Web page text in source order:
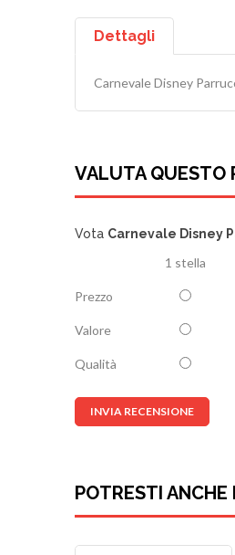
Dettagli
Carnevale Disney
VALUTA QUESTO
Vota Carnevale Disney
1 stella
Prezzo
Valore
Qualità
INVIA RECENSIONE
POTRESTI ANCHE